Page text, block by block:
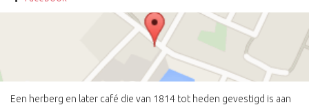
Een herberg en later café die van 1814 tot heden gevestigd is aan